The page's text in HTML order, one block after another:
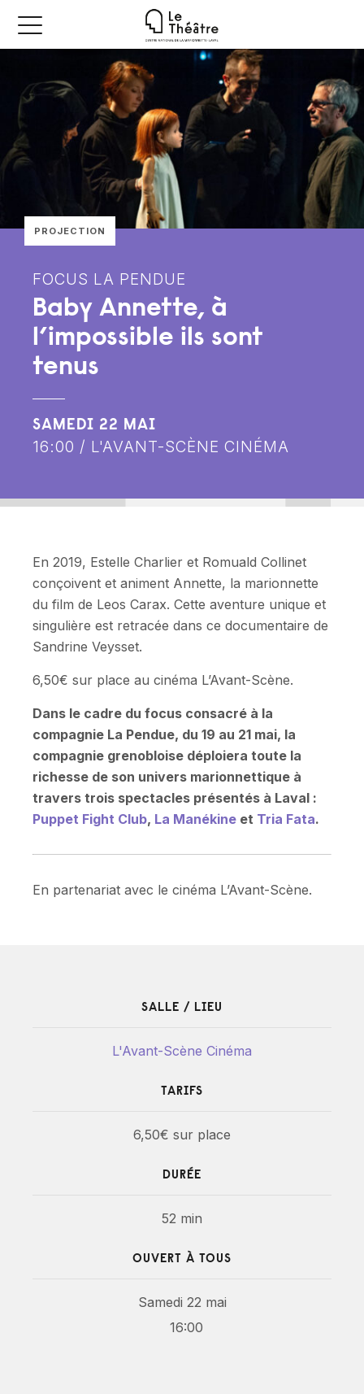
PROJECTION
FOCUS LA PENDUE
Baby Annette, à
l’impossible ils sont
tenus
SAMEDI 22 MAI
16:00 / L'AVANT-SCÈNE CINÉMA
En 2019, Estelle Charlier et Romuald Collinet
conçoivent et animent Annette, la marionnette
du film de Leos Carax. Cette aventure unique et
singulière est retracée dans ce documentaire de
Sandrine Veysset.
6,50€ sur place au cinéma L’Avant-Scène.
Dans le cadre du focus consacré à la
compagnie La Pendue, du 19 au 21 mai, la
compagnie grenobloise déploiera toute la
richesse de son univers marionnettique à
travers trois spectacles présentés à Laval :
Puppet Fight Club, La Manékine et Tria Fata.
En partenariat avec le cinéma L’Avant-Scène.
SALLE / LIEU
L'Avant-Scène Cinéma
TARIFS
6,50€ sur place
DURÉE
52 min
OUVERT À TOUS
Samedi 22 mai
16:00